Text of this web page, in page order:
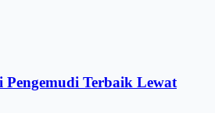
Pengemudi Terbaik Lewat